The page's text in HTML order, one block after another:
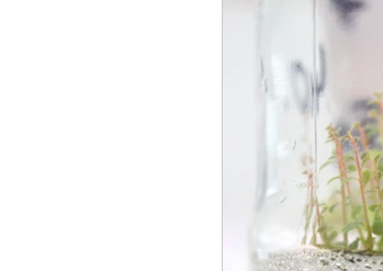
Мировая экономика